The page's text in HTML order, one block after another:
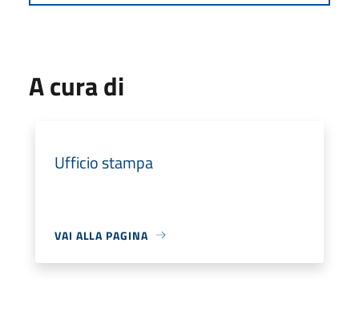
A cura di
Ufficio stampa
VAI ALLA PAGINA